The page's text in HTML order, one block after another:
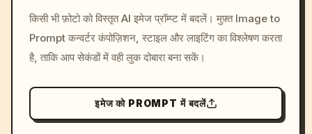
c, cyberpunk sunset, neon
colors, 8k --v 6.0
किसी भी फ़ोटो को विस्तृत AI इमेज प्रॉम्प्ट में बदलें। मुफ़्त Image to
Prompt कन्वर्टर कंपोज़िशन, स्टाइल और लाइटिंग का विश्लेषण करता
है, ताकि आप सेकंडों में वही लुक दोबारा बना सकें।
इमेज को PROMPT में बदलें